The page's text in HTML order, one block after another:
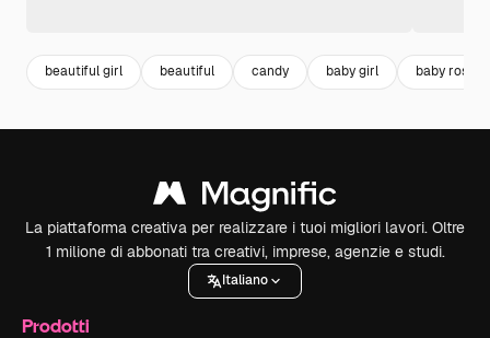
beautiful girl beautiful candy baby girl baby rosa
La piattaforma creativa per realizzare i tuoi migliori lavori. Oltre
1 milione di abbonati tra creativi, imprese, agenzie e studi.
Italiano
Prodotti